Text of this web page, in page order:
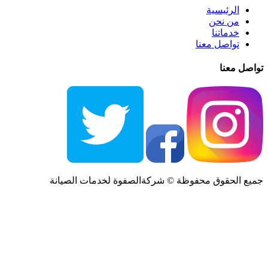
الرئيسية
من نحن
خدماتنا
تواصل معنا
تواصل معنا
جميع الحقوق محفوظة © شركةالصفوة لخدمات الصيانة